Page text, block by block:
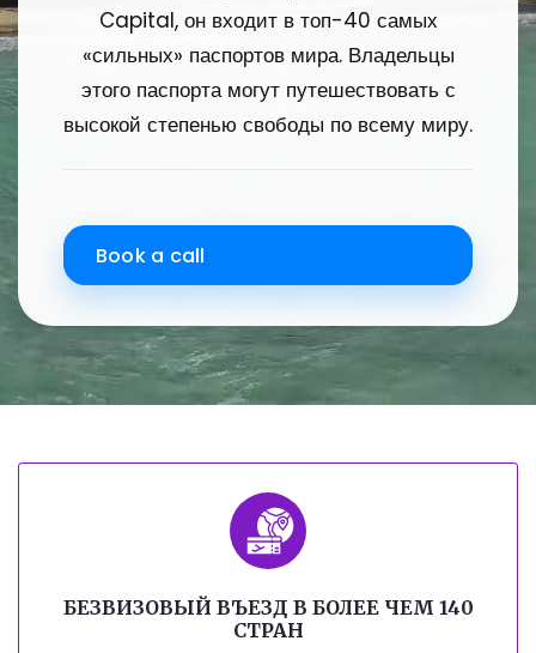
Capital, он входит в топ-40 самых
«сильных» паспортов мира. Владельцы
этого паспорта могут путешествовать с
высокой степенью свободы по всему миру.
Book a call
БЕЗВИЗОВЫЙ ВЪЕЗД В БОЛЕЕ ЧЕМ 140
СТРАН